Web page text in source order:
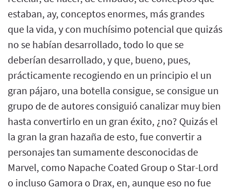
estaban, ay, conceptos enormes, más grandes
que la vida, y con muchísimo potencial que quizás
no se habían desarrollado, todo lo que se
deberían desarrollado, y que, bueno, pues,
prácticamente recogiendo en un principio el un
gran pájaro, una botella consigue, se consigue un
grupo de de autores consiguió canalizar muy bien
hasta convertirlo en un gran éxito, ¿no? Quizás el
la gran la gran hazaña de esto, fue convertir a
personajes tan sumamente desconocidas de
Marvel, como Napache Coated Group o Star-Lord
o incluso Gamora o Drax, en, aunque eso no fue